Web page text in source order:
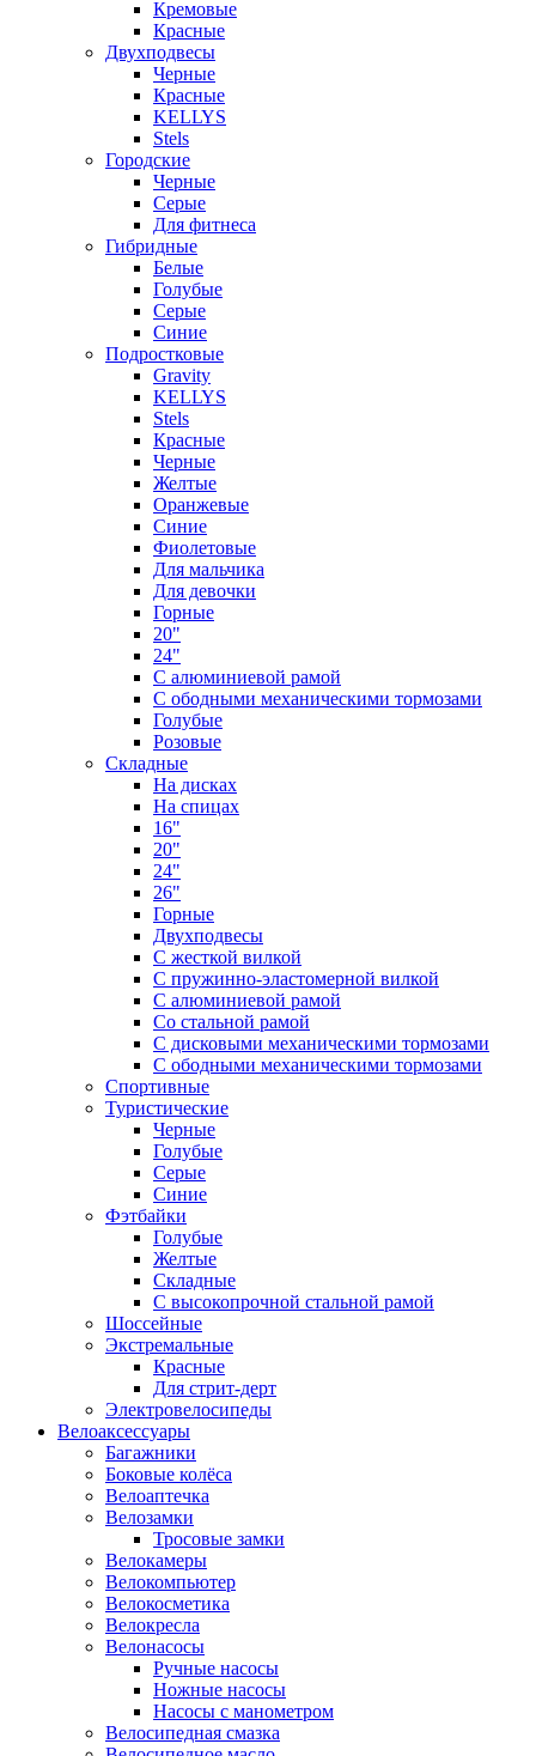
Кремовые
Красные
Двухподвесы
Черные
Красные
KELLYS
Stels
Городские
Черные
Серые
Для фитнеса
Гибридные
Белые
Голубые
Серые
Синие
Подростковые
Gravity
KELLYS
Stels
Красные
Черные
Желтые
Оранжевые
Синие
Фиолетовые
Для мальчика
Для девочки
Горные
20"
24"
С алюминиевой рамой
С ободными механическими тормозами
Голубые
Розовые
Складные
На дисках
На спицах
16"
20"
24"
26"
Горные
Двухподвесы
С жесткой вилкой
С пружинно-эластомерной вилкой
С алюминиевой рамой
Со стальной рамой
С дисковыми механическими тормозами
С ободными механическими тормозами
Спортивные
Туристические
Черные
Голубые
Серые
Синие
Фэтбайки
Голубые
Желтые
Складные
С высокопрочной стальной рамой
Шоссейные
Экстремальные
Красные
Для стрит-дерт
Электровелосипеды
Велоаксессуары
Багажники
Боковые колёса
Велоаптечка
Велозамки
Тросовые замки
Велокамеры
Велокомпьютер
Велокосметика
Велокресла
Велонасосы
Ручные насосы
Ножные насосы
Насосы с манометром
Велосипедная смазка